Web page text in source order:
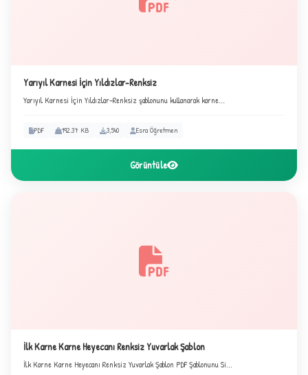
Yarıyıl Karnesi İçin Yıldızlar-Renksiz
Yarıyıl Karnesi İçin Yıldızlar-Renksiz şablonunu kullanarak karne...
PDF 192.37 KB 3,540 Esra Öğretmen
Görüntüle
İlk Karne Karne Heyecanı Renksiz Yuvarlak Şablon
İlk Karne Karne Heyecanı Renksiz Yuvarlak Şablon PDF Şablonunu Si...